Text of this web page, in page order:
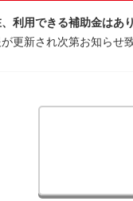
利用できる補助金はあ
更新され次第お知らせ